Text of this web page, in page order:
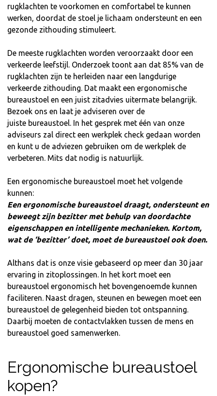
rugklachten te voorkomen en comfortabel te kunnen
werken, doordat de stoel je lichaam ondersteunt en een
gezonde zithouding stimuleert.
De meeste rugklachten worden veroorzaakt door een
verkeerde leefstijl. Onderzoek toont aan dat 85% van de
rugklachten zijn te herleiden naar een langdurige
verkeerde zithouding. Dat maakt een ergonomische
bureaustoel en een juist zitadvies uitermate belangrijk.
Bezoek ons en laat je adviseren over de
juiste bureaustoel. In het gesprek met één van onze
adviseurs zal direct een werkplek check gedaan worden
en kunt u de adviezen gebruiken om de werkplek de
verbeteren. Mits dat nodig is natuurlijk.
Een ergonomische bureaustoel moet het volgende
kunnen:
Een ergonomische bureaustoel draagt, ondersteunt en
beweegt zijn bezitter met behulp van doordachte
eigenschappen en intelligente mechanieken. Kortom,
wat de ‘bezitter’ doet, moet de bureaustoel ook doen.
Althans dat is onze visie gebaseerd op meer dan 30 jaar
ervaring in zitoplossingen. In het kort moet een
bureaustoel ergonomisch het bovengenoemde kunnen
faciliteren. Naast dragen, steunen en bewegen moet een
bureaustoel de gelegenheid bieden tot ontspanning.
Daarbij moeten de contactvlakken tussen de mens en
bureaustoel goed samenwerken.
Ergonomische bureaustoel
kopen?